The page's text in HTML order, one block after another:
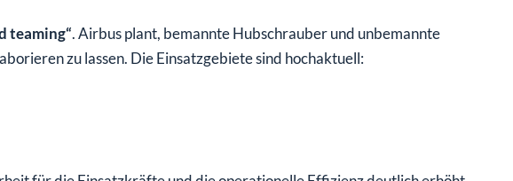
teaming“ . Airbus plant, bemannte Hubschrauber und unbemannte
zu lassen. Die Einsatzgebiete sind hochaktuell:
für die Einsatzkräfte und die operationelle Effizienz deutlich erhöht